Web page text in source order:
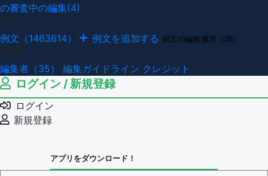
の審査中の編集(4)
例文（1463614） 例文を追加する 例文の編集履歴（39）
編集者（35） 編集ガイドライン クレジット
ログイン / 新規登録
ログイン
新規登録
アプリをダウンロード！